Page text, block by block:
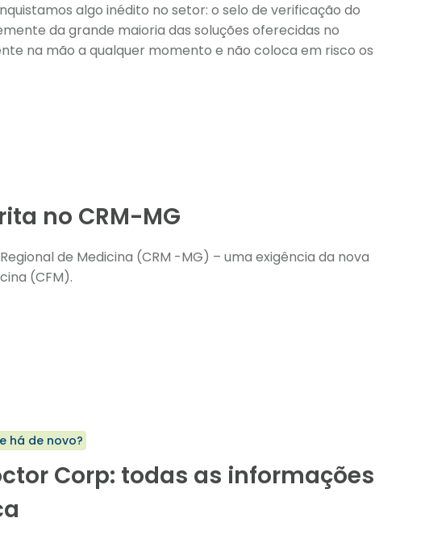
algo inédito no setor: o selo de verificação do
da grande maioria das soluções oferecidas no
na mão a qualquer momento e não coloca em risco os
no CRM-MG
de Medicina (CRM -MG) – uma exigência da nova
(CFM).
há de novo?
Corp: todas as informações